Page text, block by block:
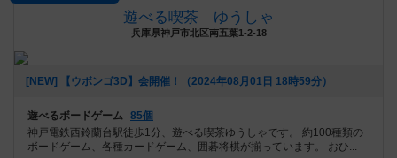
遊べる喫茶 ゆうしゃ
兵庫県神戸市北区南五葉1-2-18
[NEW] 【ウボンゴ3D】会開催！（2024年08月01日 18時59分）
遊べるボードゲーム 85個
神戸電鉄西鈴蘭台駅徒歩1分、遊べる喫茶ゆうしゃです。 約100種類の
ボードゲーム、各種カードゲーム、囲碁将棋が揃っています。 おひ...